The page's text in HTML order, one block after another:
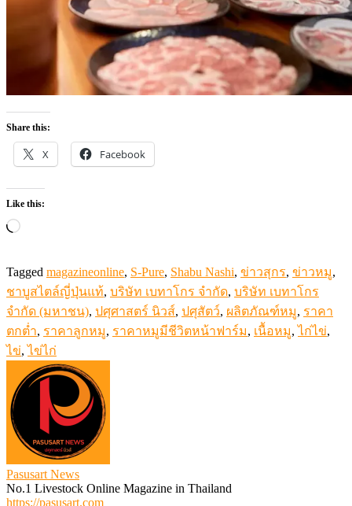
Share this:
X Facebook
Like this:
Loading…
Tagged magazineonline, S-Pure, Shabu Nashi, ข่าวสุกร, ข่าวหมู,
ชาบูสไตล์ญี่ปุ่นแท้, บริษัท เบทาโกร จำกัด, บริษัท เบทาโกร
จำกัด (มหาชน), ปศุศาสตร์ นิวส์, ปศุสัตว์, ผลิตภัณฑ์หมู, ราคา
ตกต่ำ, ราคาลูกหมู, ราคาหมูมีชีวิตหน้าฟาร์ม, เนื้อหมู,ไก่ไข่,
ไข่,ไข่ไก่
Pasusart News
No.1 Livestock Online Magazine in Thailand
https://pasusart.com